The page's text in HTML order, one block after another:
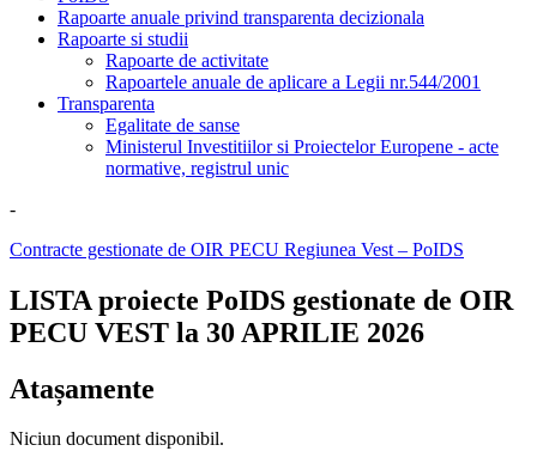
Rapoarte anuale privind transparenta decizionala
Rapoarte si studii
Rapoarte de activitate
Rapoartele anuale de aplicare a Legii nr.544/2001
Transparenta
Egalitate de sanse
Ministerul Investitiilor si Proiectelor Europene - acte
normative, registrul unic
-
Contracte gestionate de OIR PECU Regiunea Vest – PoIDS
LISTA proiecte PoIDS gestionate de OIR
PECU VEST la 30 APRILIE 2026
Atașamente
Niciun document disponibil.